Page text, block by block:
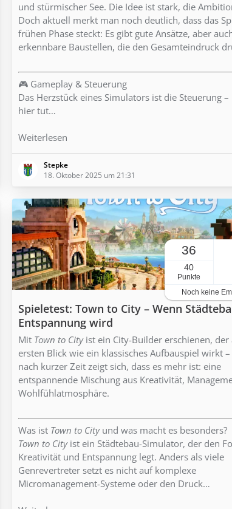
und stürmischer See. Die Idee ist stark, die
Doch aktuell merkt man noch deutlich, dass das
frühen Phase steckt: Es gibt gute Ansätze, aber
erkennbare Baustellen, die den Gesamteindruck
🎮 Gameplay & Steuerung
Das Herzstück eines Simulators ist die Steuerung –
hier tut…
Weiterlesen
Stepke
18. Oktober 2025 um 21:31
36
40
Punkte
Noch keine
Spieletest: Town to City – Wenn
Entspannung wird
Mit Town to Cityist ein City-Builder erschienen, der
ersten Blick wie ein klassisches Aufbauspiel wirkt
nach kurzer Zeit zeigt sich, dass es mehr ist: eine
entspannende Mischung aus Kreativität,
Wohlfühlatmosphäre.
Was ist Town to Cityund was macht es besonders?
Town to Cityist ein Städtebau-Simulator, der den
Kreativität und Entspannung legt. Anders als viele
Genrevertreter setzt es nicht auf komplexe
Micromanagement-Systeme oder den Druck…